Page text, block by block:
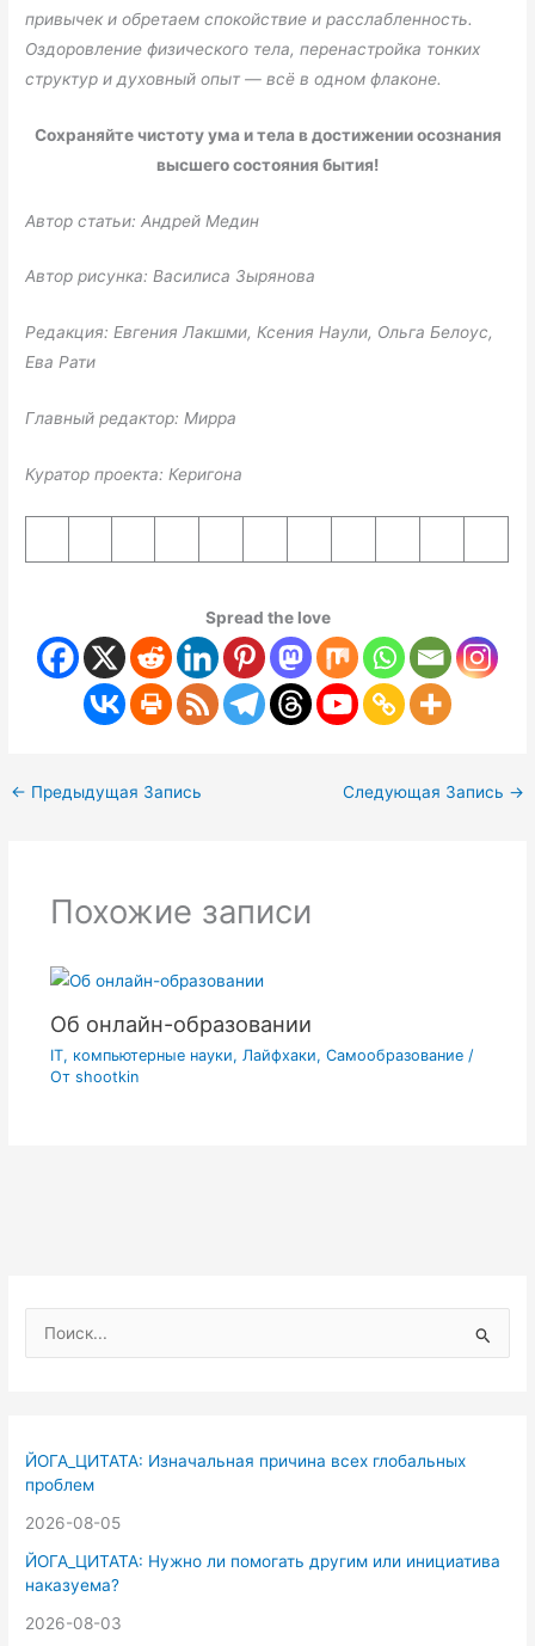
привычек и обретаем спокойствие и расслабленность.
Оздоровление физического тела, перенастройка тонких
структур и духовный опыт — всё в одном флаконе.
Сохраняйте чистоту ума и тела в достижении осознания
высшего состояния бытия!
Автор статьи: Андрей Медин
Автор рисунка: Василиса Зырянова
Редакция: Евгения Лакшми, Ксения Наули, Ольга Белоус,
Ева Рати
Главный редактор: Мирра
Куратор проекта: Керигона
Spread the love
← Предыдущая Запись Следующая Запись →
Похожие записи
Об онлайн-образовании
IT, компьютерные науки, Лайфхаки, Самообразование/
От shootkin
о
к
:
ЙОГА_ЦИТАТА: Изначальная причина всех глобальных
проблем
2026-08-05
ЙОГА_ЦИТАТА: Нужно ли помогать другим или инициатива
наказуема?
2026-08-03